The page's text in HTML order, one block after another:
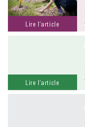
Lire l’article
Lire l’article